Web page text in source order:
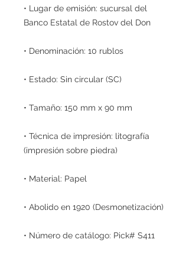
• Lugar de emisión: sucursal del
Banco Estatal de Rostov del Don
• Denominación: 10 rublos
• Estado: Sin circular (SC)
• Tamaño: 150 mm x 90 mm
• Técnica de impresión: litografía
(impresión sobre piedra)
• Material: Papel
• Abolido en 1920 (Desmonetización)
• Número de catálogo: Pick# S411